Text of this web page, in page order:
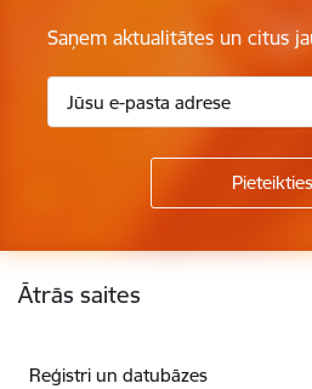
Saņem aktualitātes un citus
Kājene
Ātrās saites
Reģistri un datubāzes